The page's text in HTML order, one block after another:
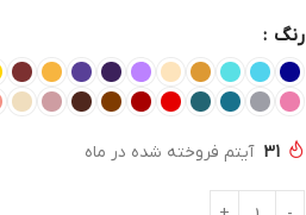
رنگ
31 آیتم فروخته شده در ماه